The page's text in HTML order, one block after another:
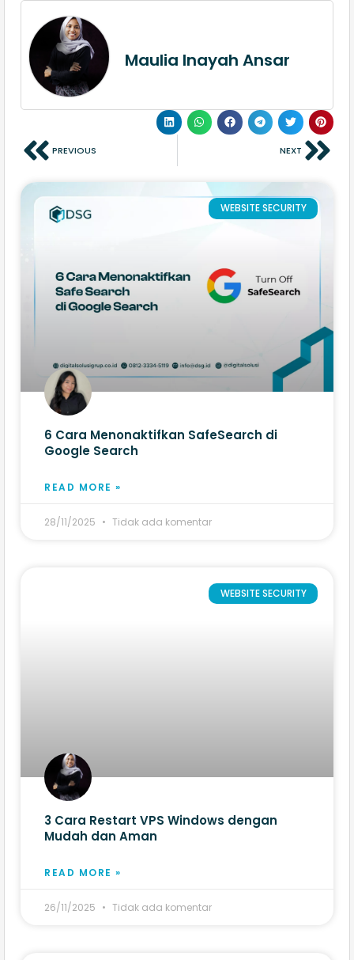
Maulia Inayah Ansar
PREVIOUS NEXT
WEBSITE SECURITY
6 Cara Menonaktifkan SafeSearch di
Google Search
READ MORE »
28/11/2025 Tidak ada komentar
WEBSITE SECURITY
3 Cara Restart VPS Windows​ dengan
Mudah dan Aman
READ MORE »
26/11/2025 Tidak ada komentar